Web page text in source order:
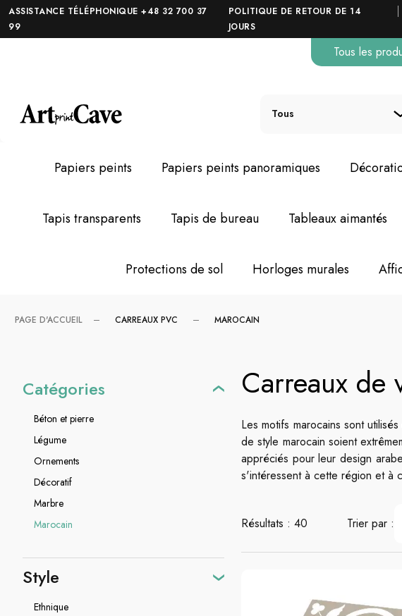
ASSISTANCE TÉLÉPHONIQUE +48 32 700 37
99
POLITIQUE DE RETOUR DE 14
JOURS
Tous les
Tous
Papiers peints Papiers peints panoramiques
Tapis transparents Tapis de bureau Tableaux aimantés
Protections de sol Horloges murales
PAGE D'ACCUEIL CARREAUX PVC MAROCAIN
Catégories
Béton et pierre
Légume
Ornements
Décoratif
Marbre
Marocain
Style
Ethnique
Carreaux de
Les motifs marocains sont
de style marocain soient
appréciés pour leur design
s'intéressent à cette région et à
Résultats : 40 Trier par :